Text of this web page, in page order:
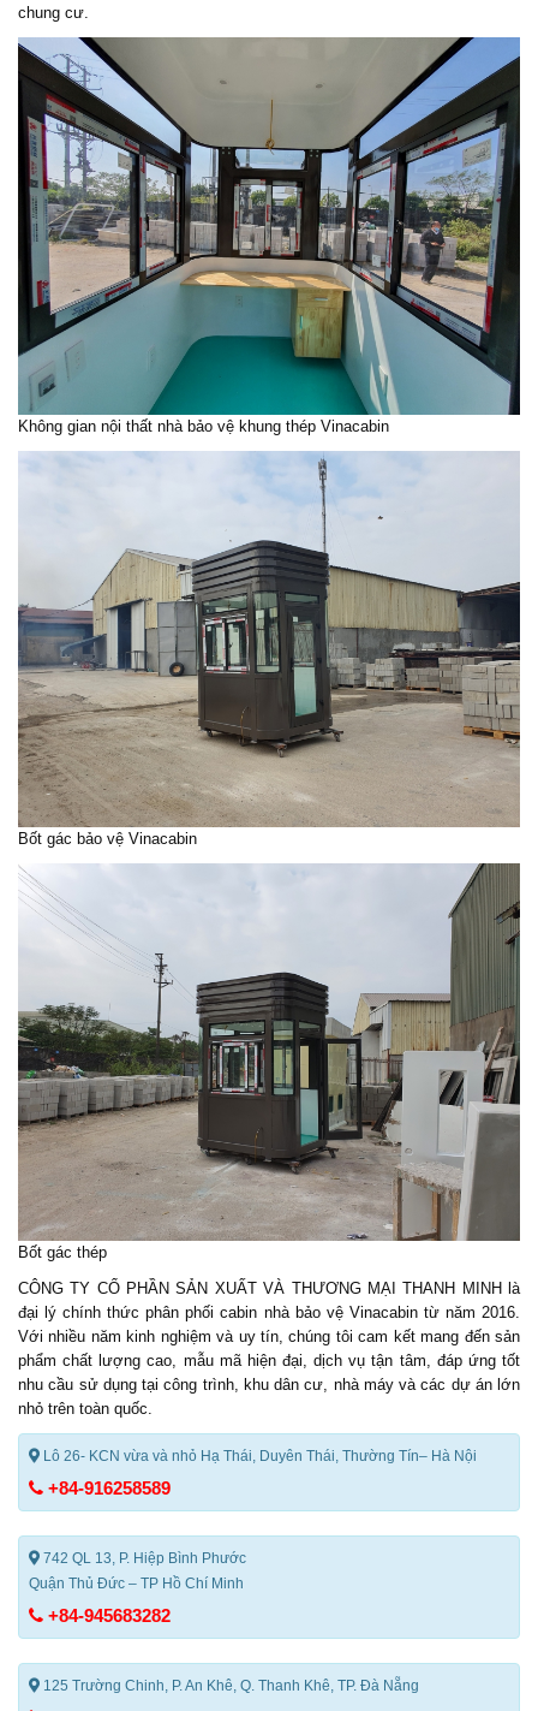
chung cư.
Không gian nội thất nhà bảo vệ khung thép Vinacabin
Bốt gác bảo vệ Vinacabin
Bốt gác thép
CÔNG TY CỔ PHẦN SẢN XUẤT VÀ THƯƠNG MẠI THANH MINH là
đại lý chính thức phân phốicabin nhà bảo vệVinacabin từ năm 2016.
Với nhiều năm kinh nghiệm và uy tín, chúng tôi cam kết mang đến sản
phẩm chất lượng cao, mẫu mã hiện đại, dịch vụ tận tâm, đáp ứng tốt
nhu cầu sử dụng tại công trình, khu dân cư, nhà máy và các dự án lớn
nhỏ trên toàn quốc.
Lô 26- KCN vừa và nhỏ Hạ Thái, Duyên Thái, Thường Tín– Hà Nội
+84-916258589
742 QL 13, P. Hiệp Bình Phước
Quận Thủ Đức – TP Hồ Chí Minh
+84-945683282
125 Trường Chinh, P. An Khê, Q. Thanh Khê, TP. Đà Nẵng